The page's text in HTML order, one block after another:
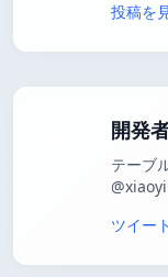
投稿を
開発
テーブ
ツイー